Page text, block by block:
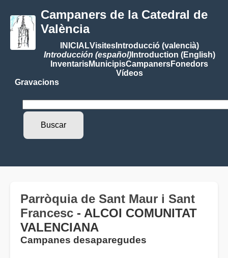
Campaners de la Catedral de
València
INICIALVisitesIntroducció (valencià)
Introducción (español)Introduction (English)
InventarisMunicipisCampanersFonedors
Vídeos
Gravacions
Parròquia de Sant Maur i Sant
Francesc - ALCOI COMUNITAT
VALENCIANA
Campanes desaparegudes